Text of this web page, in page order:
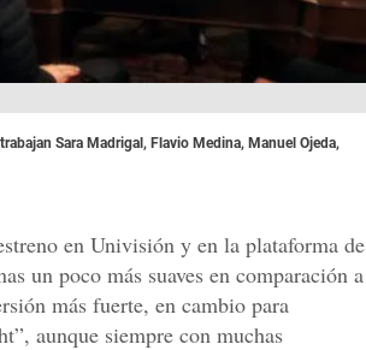
Sara Madrigal, Flavio Medina, Manuel Ojeda,
en Univisión y en la plataforma de
un poco más suaves en comparación a
más fuerte, en cambio para
aunque siempre con muchas